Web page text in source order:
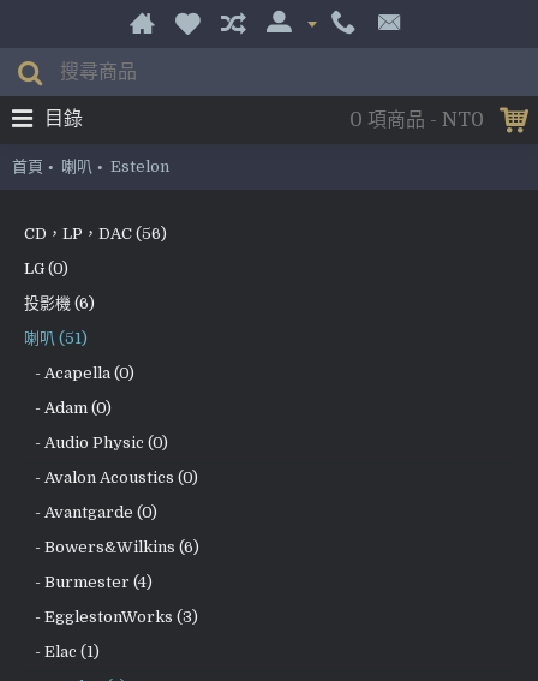
0 項商品 - NT0
目錄
首頁 喇叭 Estelon
CD，LP，DAC (56)
LG (0)
投影機 (6)
喇叭 (51)
- Acapella (0)
- Adam (0)
- Audio Physic (0)
- Avalon Acoustics (0)
- Avantgarde (0)
- Bowers&Wilkins (6)
- Burmester (4)
- EgglestonWorks (3)
- Elac (1)